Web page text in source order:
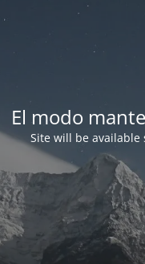
El modo
Site will be available